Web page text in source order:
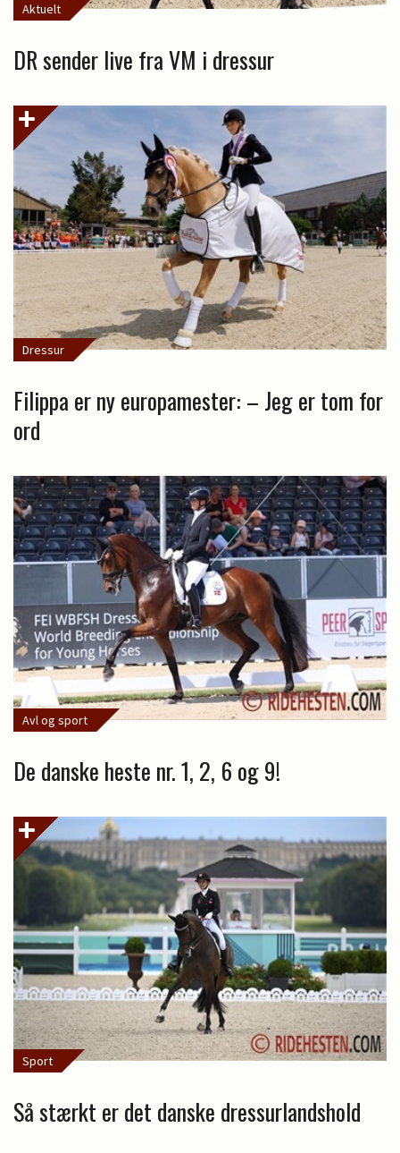
Aktuelt
DR sender live fra VM i dressur
Dressur
Filippa er ny europamester: – Jeg er tom for
ord
Avl og sport
De danske heste nr. 1, 2, 6 og 9!
Sport
Så stærkt er det danske dressurlandshold